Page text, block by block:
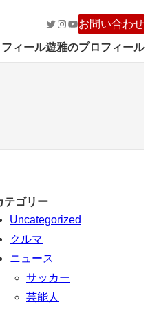
Twitter
Instagram
YouTube
お問い合わせ
ィール遊雅のプロフィール
テゴリー
Uncategorized
クルマ
ニュース
サッカー
芸能人